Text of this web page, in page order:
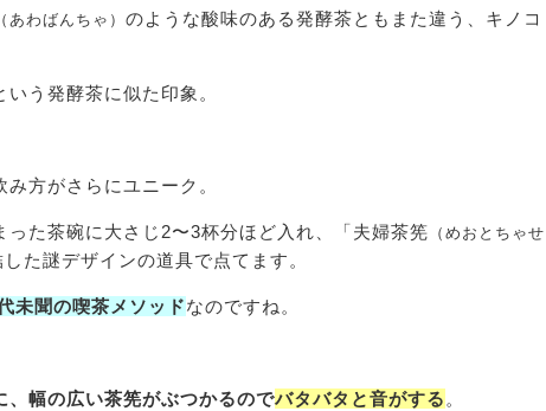
（あわばんちゃ） のような酸味のある発酵茶ともまた違う、キノコ
う発酵茶に似た印象。
方がさらにユニーク。
た茶碗に大さじ2〜3杯分ほど入れ、「夫婦茶筅 （めおとちゃせ
た謎デザインの道具で点てます。
未聞の喫茶メソッドなのですね。
、幅の広い茶筅がぶつかるのでバタバタと音がする 。